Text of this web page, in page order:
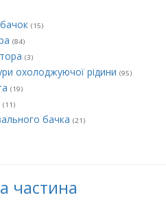
(15)
(84)
(3)
охолоджуючої рідини (95)
(19)
(11)
бачка (21)
частина